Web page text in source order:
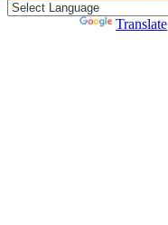
Translate